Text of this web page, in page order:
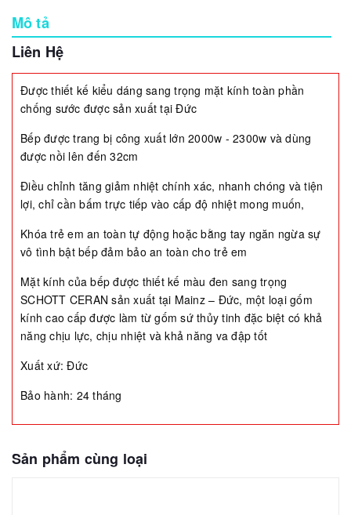
Mô tả
Liên Hệ
Được thiết kế kiểu dáng sang trọng mặt kính toàn phần
chống sước được sản xuất tại Đức
Bếp được trang bị công xuất lớn 2000w - 2300w và dùng
được nồi lên đến 32cm
Điều chỉnh tăng giảm nhiệt chính xác, nhanh chóng và tiện
lợi, chỉ cần bấm trực tiếp vào cấp độ nhiệt mong muốn,
Khóa trẻ em an toàn tự động hoặc bằng tay ngăn ngừa sự
vô tình bật bếp đảm bảo an toàn cho trẻ em
Mặt kính của bếp được thiết kế màu đen sang trọng
SCHOTT CERAN sản xuất tại Mainz – Đức, một loại gốm
kính cao cấp được làm từ gốm sứ thủy tinh đặc biệt có khả
năng chịu lực, chịu nhiệt và khả năng va đập tốt
Xuất xứ: Đức
Bảo hành: 24 tháng
Sản phẩm cùng loại